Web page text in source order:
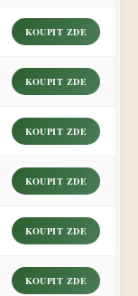
KOUPIT ZDE
KOUPIT ZDE
KOUPIT ZDE
KOUPIT ZDE
KOUPIT ZDE
KOUPIT ZDE